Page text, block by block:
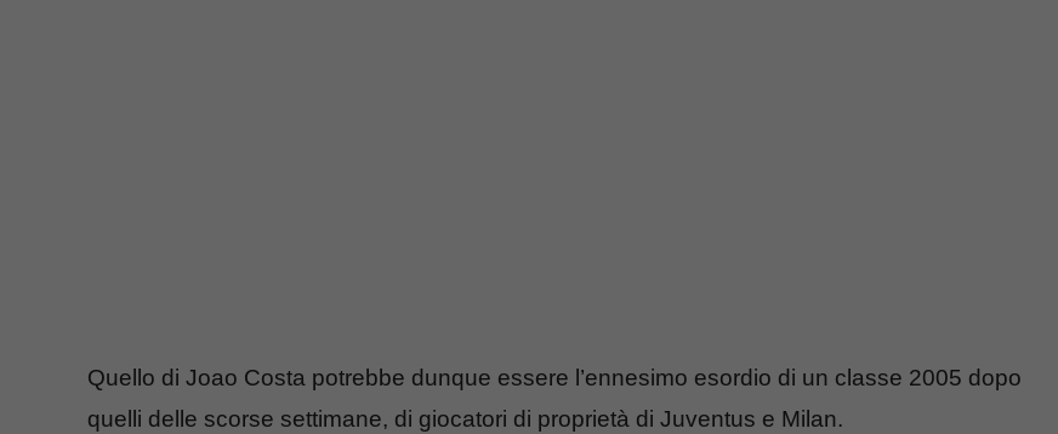
Quello di Joao Costa potrebbe dunque essere l’ennesimo esordio di un classe 2005 dopo
quelli delle scorse settimane, di giocatori di proprietà di Juventus e Milan.